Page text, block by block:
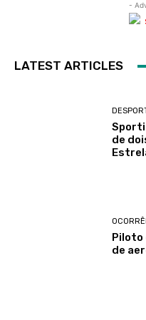
-
LATEST ARTICLES
de
Piloto
de